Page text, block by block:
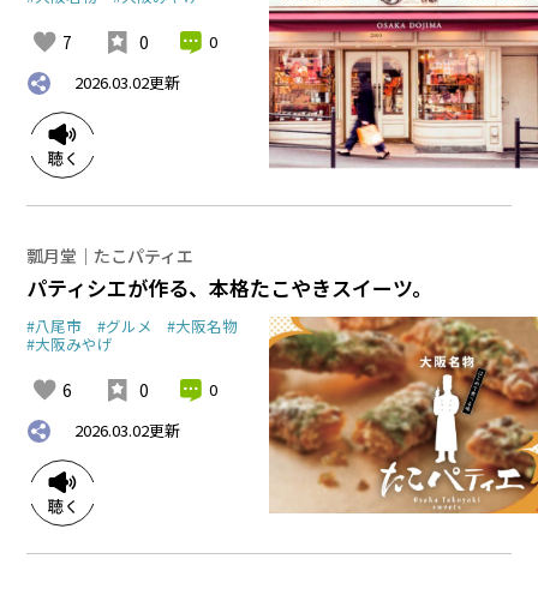
7 0
0
2026.03.02更新
瓢月堂｜たこパティエ
パティシエが作る、本格たこやきスイーツ。
#八尾市 #グルメ #大阪名物
#大阪みやげ
6 0
0
2026.03.02更新